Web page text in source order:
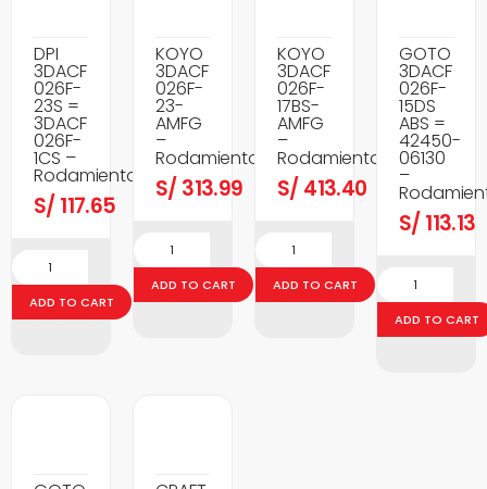
DPI
3DACF
026F-
23S =
3DACF
026F-
1CS –
Rodamientos
S/ 117.65
ADD TO CART
KOYO
3DACF
026F-
23-
AMFG
–
Rodamientos
S/ 313.99
ADD TO CART
KOYO
3DACF
026F-
17BS-
AMFG
–
Rodamientos
S/ 413.40
ADD TO CART
GOTO
3DACF
026F-
15DS
ABS =
42450-
06130
–
S/ 113.13
ADD TO CART